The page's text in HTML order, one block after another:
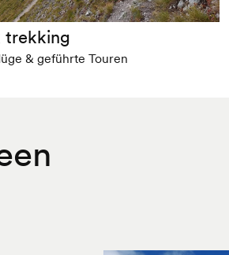
trekking
& geführte Touren